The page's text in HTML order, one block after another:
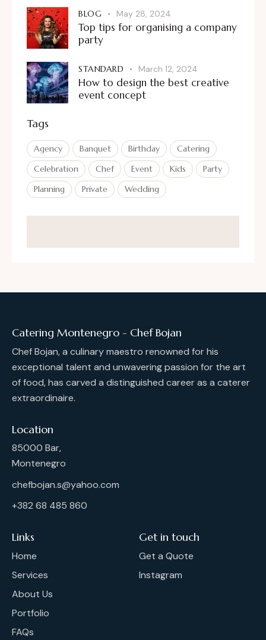
BLOG May 28, 2024
Top tips for organising a company
party
STANDARD March 12, 2024
How to design the best creative
event concept
Tags
Agency Banquet Birthday
Catering
Celebration
Chef Event Kids
Party
Planning
Private Wedding
Catering Montenegro - Chef Bojan
Chef Bojan, a culinary maestro renowned for his
exceptional talent and unwavering passion for the art
of food, has carved a distinguished career as a caterer
extraordinaire.
Location
85000 Bar,
Montenegro
chefbojan.s@yahoo.com
+382 68 485 860
Links
Home
Services
About Us
Portfolio
FAQs
Get in touch
Get a Quote
Instagram